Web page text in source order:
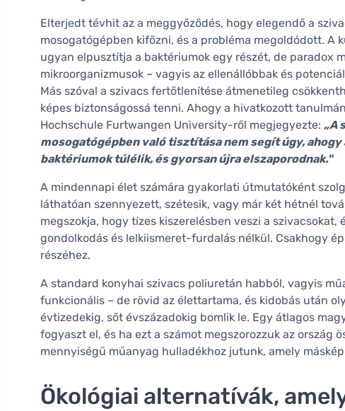
Elterjedt tévhit az a meggyőződés, hogy elegendő a
mosogatógépben kifőzni, és a probléma megoldódott. A
ugyan elpusztítja a baktériumok egy részét, de paradox
mikroorganizmusok – vagyis az ellenállóbbak és
Más szóval a szivacs fertőtlenítése átmenetileg
képes biztonságossá tenni. Ahogy a hivatkozott
Hochschule Furtwangen University-ről megjegyezte: „A
mosogatógépben való tisztítása nem segít úgy,
baktériumok túlélik, és gyorsan újra elszaporodnak."
A mindennapi élet számára gyakorlati útmutatóként
láthatóan szennyezett, szétesik, vagy már két hétnél
megszokja, hogy tízes kiszerelésben veszi a
gondolkodás és lelkiismeret-furdalás nélkül. Csakhogy
részéhez.
A standard konyhai szivacs poliuretán habból, vagyis
funkcionális – de rövid az élettartama, és kidobás után
évtizedekig, sőt évszázadokig bomlik le. Egy átlagos
fogyaszt el, és ha ezt a számot megszorozzuk az ország
mennyiségű műanyag hulladékhoz jutunk, amely
Ökológiai alternatívák,